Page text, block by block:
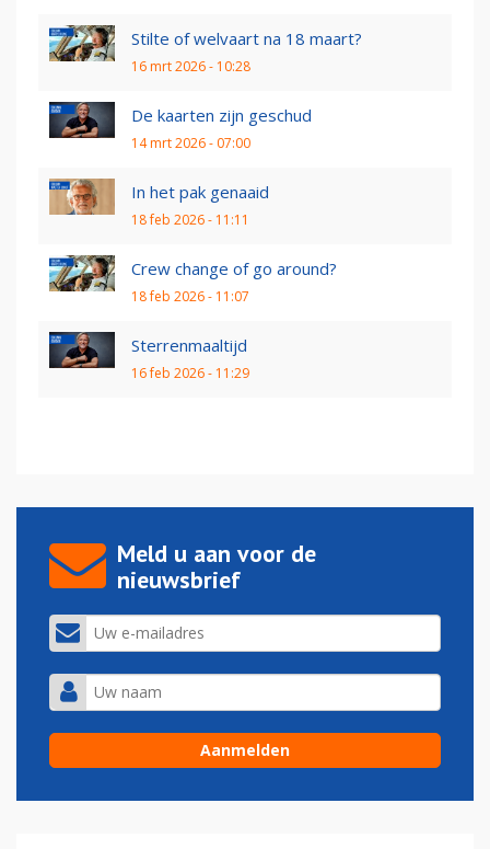
Stilte of welvaart na 18 maart?
16 mrt 2026 - 10:28
De kaarten zijn geschud
14 mrt 2026 - 07:00
In het pak genaaid
18 feb 2026 - 11:11
Crew change of go around?
18 feb 2026 - 11:07
Sterrenmaaltijd
16 feb 2026 - 11:29
Meld u aan voor de
nieuwsbrief